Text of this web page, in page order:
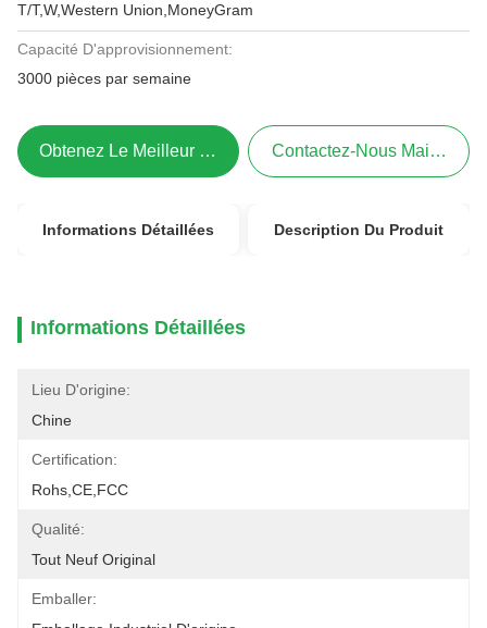
T/T,W,Western Union,MoneyGram
Capacité D'approvisionnement:
3000 pièces par semaine
Obtenez Le Meilleur Prix Contactez-Nous Maintenant
Informations Détaillées Description Du Produit
Informations Détaillées
Lieu D'origine:
Chine
Certification:
Rohs,CE,FCC
Qualité:
Tout Neuf Original
Emballer: